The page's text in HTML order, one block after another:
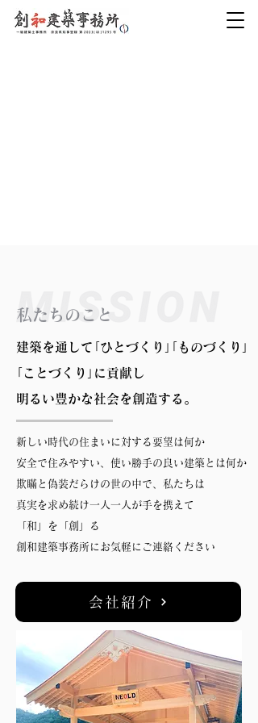
私たちのこと
建築を通して｢ひとづくり｣｢ものづくり｣
｢ことづくり｣に貢献し
明るい豊かな社会を創造する。
新しい時代の住まいに対する要望は何か
安全で住みやすい、使い勝手の良い建築とは何か
欺瞞と偽装だらけの世の中で、私たちは
真実を求め続け一人一人が手を携えて
「和」を「創」る
創和建築事務所にお気軽にご連絡ください
会社紹介